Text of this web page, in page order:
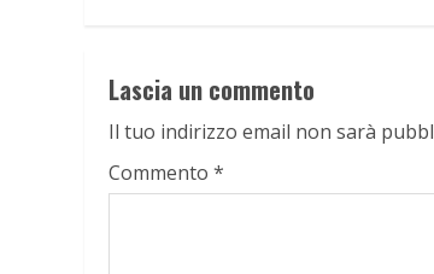
Lascia un commento
Il tuo indirizzo email non sarà
Commento *